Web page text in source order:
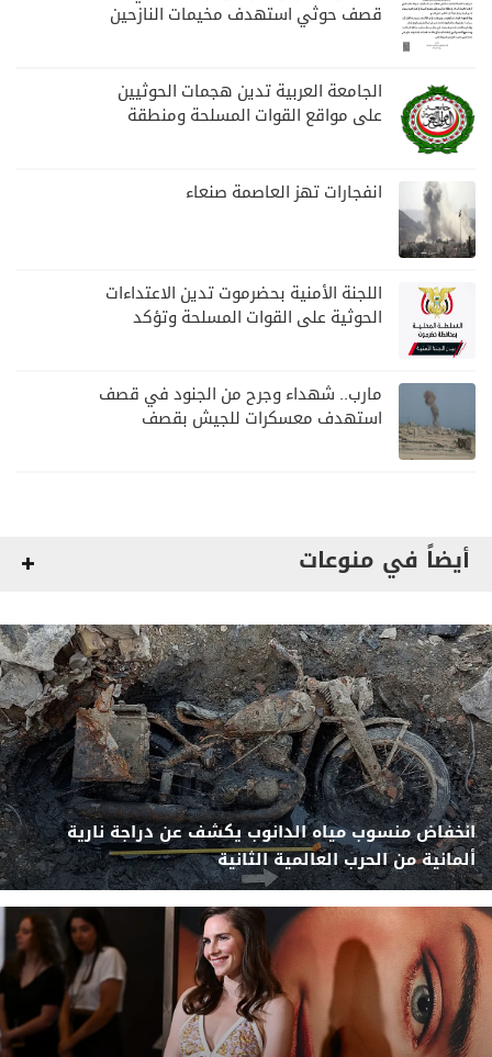
قصف حوثي استهدف مخيمات النازحين
الجامعة العربية تدين هجمات الحوثيين
على مواقع القوات المسلحة ومنطقة
انفجارات تهز العاصمة صنعاء
اللجنة الأمنية بحضرموت تدين الاعتداءات
الحوثية على القوات المسلحة وتؤكد
مارب.. شهداء وجرح من الجنود في قصف
استهدف معسكرات للجيش بقصف
أيضاً في منوعات
انخفاض منسوب مياه الدانوب يكشف عن دراجة نارية
ألمانية من الحرب العالمية الثانية